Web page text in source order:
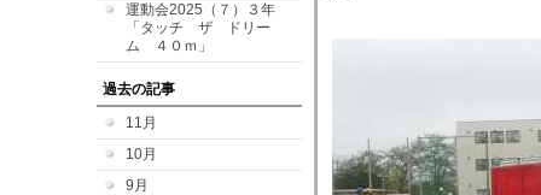
運動会2025（７）３年
「タッチ ザ ドリー
ム ４０ｍ」
過去の記事
11月
10月
9月